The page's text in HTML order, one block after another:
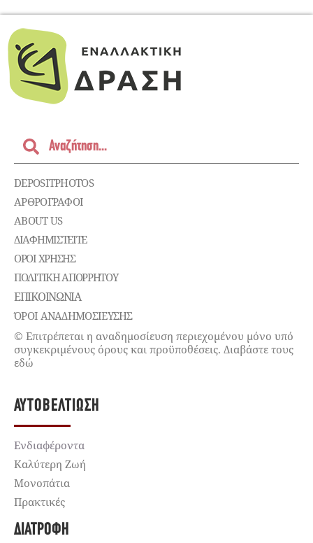
DEPOSITPHOTOS
ΑΡΘΡΟΓΡΑΦΟΙ
ABOUT US
ΔΙΑΦΗΜΙΣΤΕΊΤΕ
ΌΡΟΙ ΧΡΉΣΗΣ
ΠΟΛΙΤΙΚΉ ΑΠΟΡΡΉΤΟΥ
ΕΠΙΚΟΙΝΩΝΊΑ
ΌΡΟΙ ΑΝΑΔΗΜΟΣΙΕΥΣΗΣ
© Επιτρέπεται η αναδημοσίευση περιεχομένου μόνο υπό
συγκεκριμένους όρους και προϋποθέσεις. Διαβάστε τους
εδώ
ΑΥΤΟΒΕΛΤΊΩΣΗ
Ενδιαφέροντα
Καλύτερη Ζωή
Μονοπάτια
Πρακτικές
ΔΙΑΤΡΟΦΉ